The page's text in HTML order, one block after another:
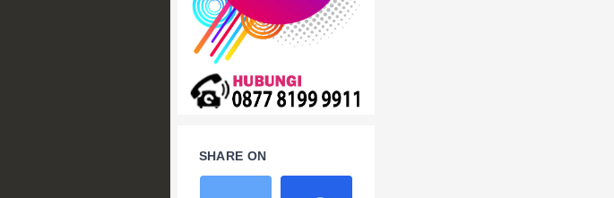
+ Springbed
White Board / Papan Tulis
SHARE ON